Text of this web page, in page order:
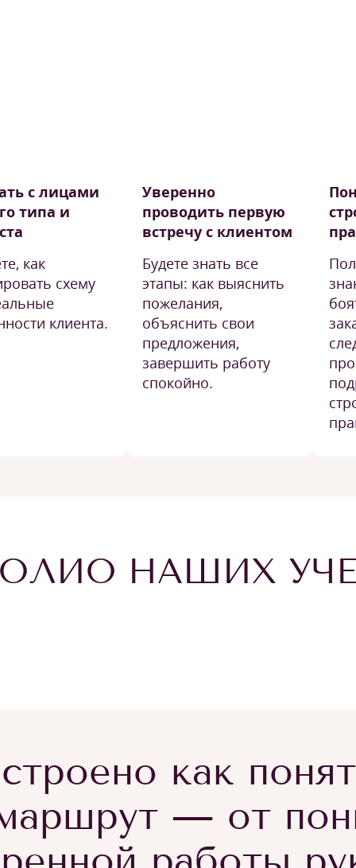
с лицами
типа и
как
схему
клиента.
Уверенно
проводить первую
встречу с клиентом
Будете знать все
этапы: как выяснить
пожелания,
объяснить свои
предложения,
завершить работу
спокойно.
НАШИХ